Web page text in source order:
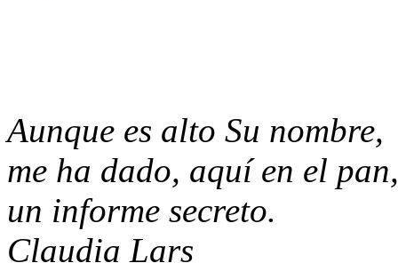
Aunque es alto Su nombre,
me ha dado, aquí en el pan,
un informe secreto.
Claudia Lars